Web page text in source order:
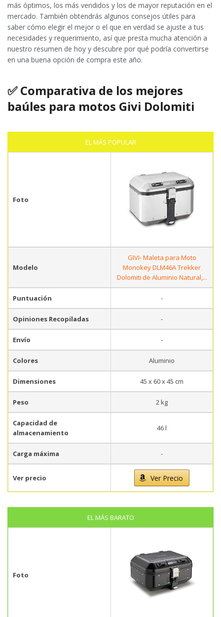
más óptimos, los más vendidos y los de mayor reputación en el
mercado. También obtendrás algunos consejos útiles para
saber cómo elegir el mejor o el que en verdad se ajuste a tus
necesidades y requerimiento, así que presta mucha atención a
nuestro resumen de hoy y descubre por qué podría convertirse
en una buena opción de compra este año.
✅Comparativa de los mejores
baúles para motos Givi Dolomiti
EL MÁS POPULAR
Foto
Modelo
GIVI- Maleta para Moto
Monokey DLM46A Trekker
Dolomiti de Aluminio Natural,...
Puntuación -
Opiniones Recopiladas -
Envío -
Colores Aluminio
Dimensiones 45 x 60 x 45 cm
Peso 2 kg
Capacidad de
almacenamiento
46 l
Carga máxima -
Ver precio Ver Precio
EL MÁS BARATO
Foto